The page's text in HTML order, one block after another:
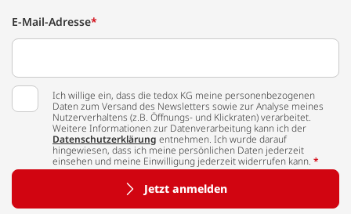
E-Mail-Adresse*
Ich willige ein, dass die tedox KG meine personenbezogenen
Daten zum Versand des Newsletters sowie zur Analyse meines
Nutzerverhaltens (z.B. Öffnungs- und Klickraten) verarbeitet.
Weitere Informationen zur Datenverarbeitung kann ich der
Datenschutzerklärung entnehmen. Ich wurde darauf
hingewiesen, dass ich meine persönlichen Daten jederzeit
einsehen und meine Einwilligung jederzeit widerrufen kann. *
Jetzt anmelden